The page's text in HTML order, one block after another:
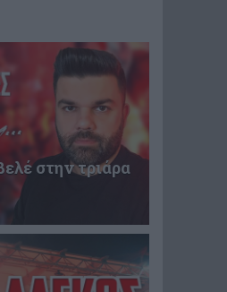
στην τριάρα